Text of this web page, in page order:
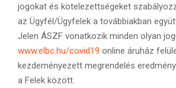
jogokat és kötelezettségeket
az Ügyfél/Ügyfelek a továbbiakban
Jelen ÁSZF vonatkozik minden olyan
www.elbc.hu/covid19 online áruház
kezdeményezett megrendelés
a Felek között.